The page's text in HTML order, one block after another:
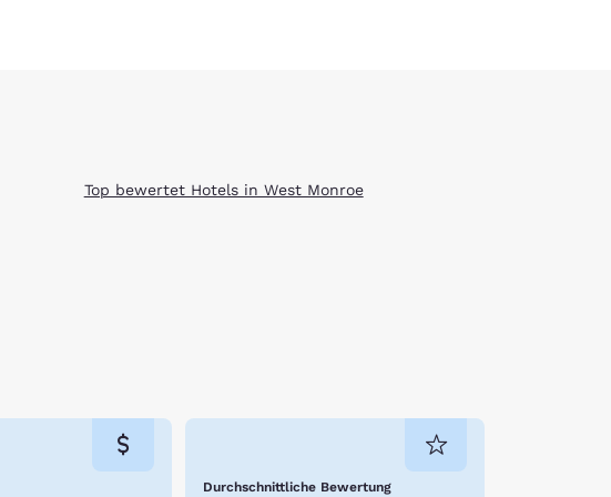
Top bewertet Hotels in West Monroe
Durchschnittliche Bewertung